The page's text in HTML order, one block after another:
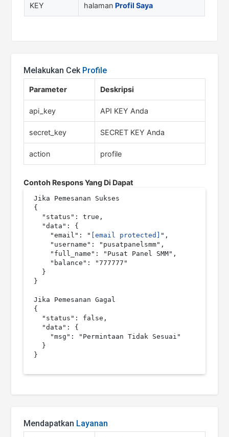
KEY
halaman Profil Saya
Melakukan Cek Profile
Parameter Deskripsi
api_key API KEY Anda
secret_key SECRET KEY Anda
action profile
Contoh Respons Yang Di Dapat
Jika Pemesanan Sukses
{
  "status": true,
  "data": {
    "email": "
[email protected] ",
    "username": "pusatpanelsmm",
    "full_name": "Pusat Panel SMM",
    "balance": "777777"
  }
}
Jika Pemesanan Gagal
{
  "status": false,
  "data": {
    "msg": "Permintaan Tidak Sesuai"
  }
Mendapatkan Layanan